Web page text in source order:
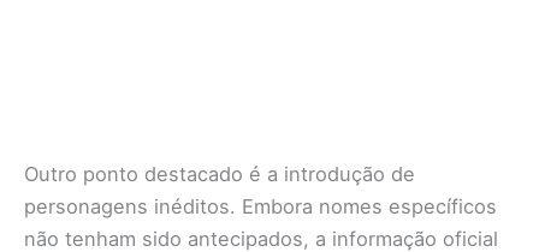
Outro ponto destacado é a introdução de
personagens inéditos. Embora nomes específicos
não tenham sido antecipados, a informação oficial